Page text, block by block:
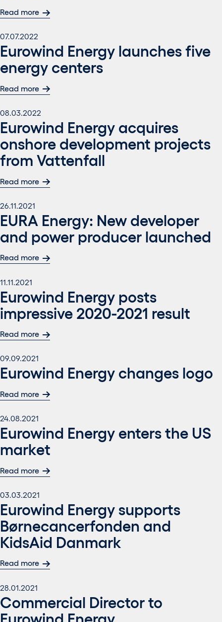
Read more
07.07.2022
Eurowind Energy launches five
energy centers
Read more
08.03.2022
Eurowind Energy acquires
onshore development projects
from Vattenfall
Read more
26.11.2021
EURA Energy: New developer
and power producer launched
Read more
11.11.2021
Eurowind Energy posts
impressive 2020-2021 result
Read more
09.09.2021
Eurowind Energy changes logo
Read more
24.08.2021
Eurowind Energy enters the US
market
Read more
03.03.2021
Eurowind Energy supports
Børnecancerfonden and
KidsAid Danmark
Read more
28.01.2021
Commercial Director to
Eurowind Energy